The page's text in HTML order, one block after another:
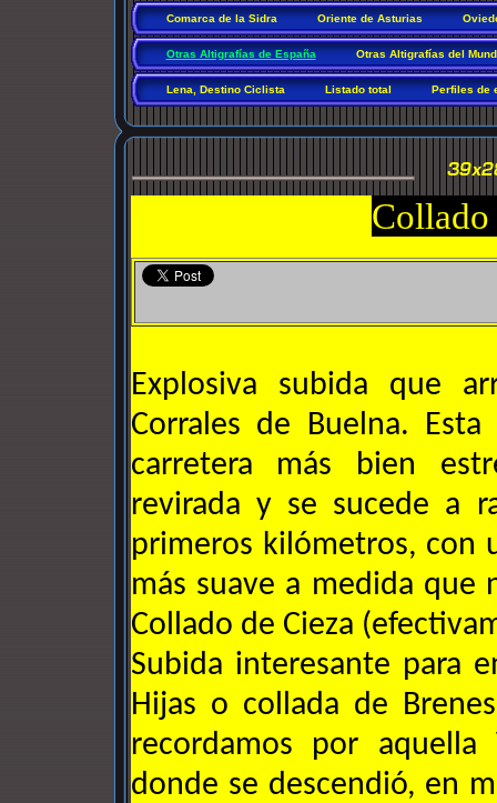
Comarca de la Sidra Oriente de Asturias
Otras Altigrafías de España Otras Altigrafías del
Lena, Destino Ciclista Listado total Perfiles de
Explosiva subida que
Corrales de Buelna.
carretera más bien
revirada y se sucede a
primeros kilómetros, con
más suave a medida que
Collado de Cieza
Subida interesante para
Hijas o collada de
recordamos por
donde se descendió, en